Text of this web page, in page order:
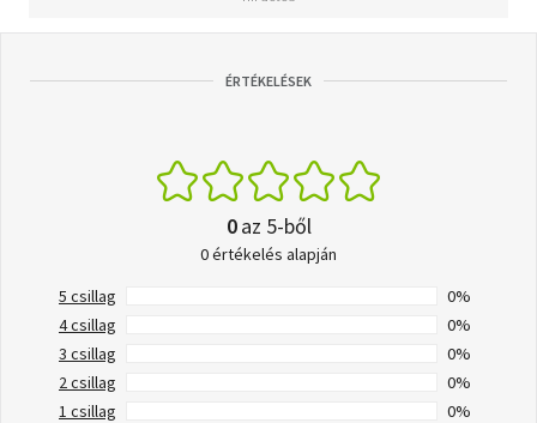
ÉRTÉKELÉSEK
0az 5-ből
0 értékelés alapján
5 csillag
0%
4 csillag
0%
3 csillag
0%
2 csillag
0%
1 csillag
0%